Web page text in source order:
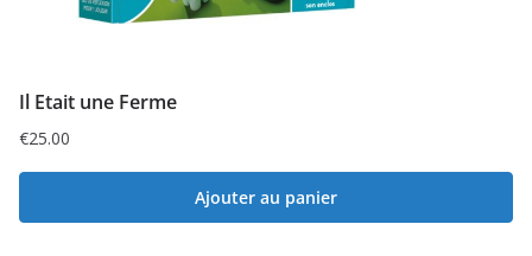
Il Etait une Ferme
€25.00
Ajouter au panier